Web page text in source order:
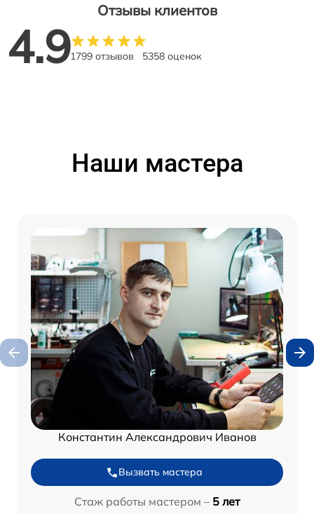
Отзывы клиентов
4.91799 отзывов 5358 оценок
Наши мастера
Константин Александрович Иванов
Вызвать мастера
Стаж работы мастером – 5 лет